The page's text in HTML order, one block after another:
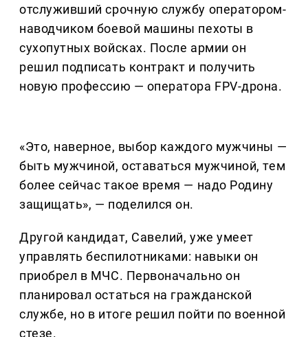
отслуживший срочную службу оператором-
наводчиком боевой машины пехоты в
сухопутных войсках. После армии он
решил подписать контракт и получить
новую профессию — оператора FPV-дрона.
«Это, наверное, выбор каждого мужчины —
быть мужчиной, оставаться мужчиной, тем
более сейчас такое время — надо Родину
защищать», — поделился он.
Другой кандидат, Савелий, уже умеет
управлять беспилотниками: навыки он
приобрел в МЧС. Первоначально он
планировал остаться на гражданской
службе, но в итоге решил пойти по военной
стезе.